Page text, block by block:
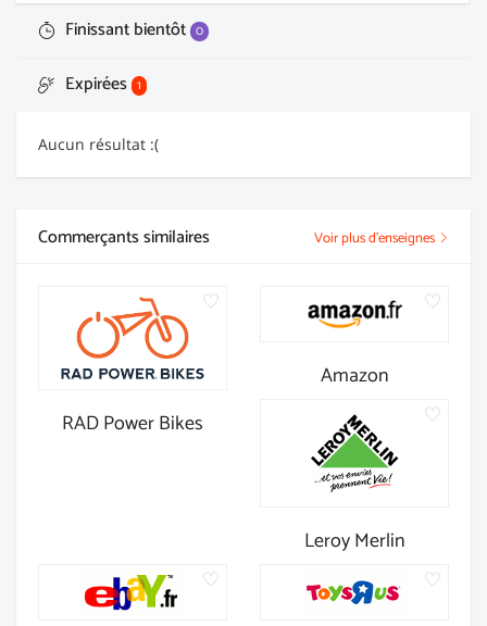
Finissant bientôt 0
Expirées 1
Aucun résultat :(
Commerçants similaires Voir plus d'enseignes
RAD Power Bikes
Amazon
Leroy Merlin